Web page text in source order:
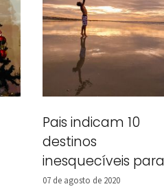
Pais indicam 10
destinos
inesquecíveis para
viagem em família!
07 de agosto de 2020